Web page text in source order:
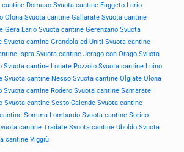
cantine Domaso Svuota cantine Faggeto Lario
Olona Svuota cantine Gallarate Svuota cantine
Gera Lario Svuota cantine Gerenzano Svuota
Svuota cantine Grandola ed Uniti Svuota cantine
Ispra Svuota cantine Jerago con Orago Svuota
Svuota cantine Lonate Pozzolo Svuota cantine Luino
Svuota cantine Nesso Svuota cantine Olgiate Olona
Svuota cantine Rodero Svuota cantine Samarate
Svuota cantine Sesto Calende Svuota cantine
Somma Lombardo Svuota cantine Sorico
cantine Tradate Svuota cantine Uboldo Svuota
cantine Viggiù